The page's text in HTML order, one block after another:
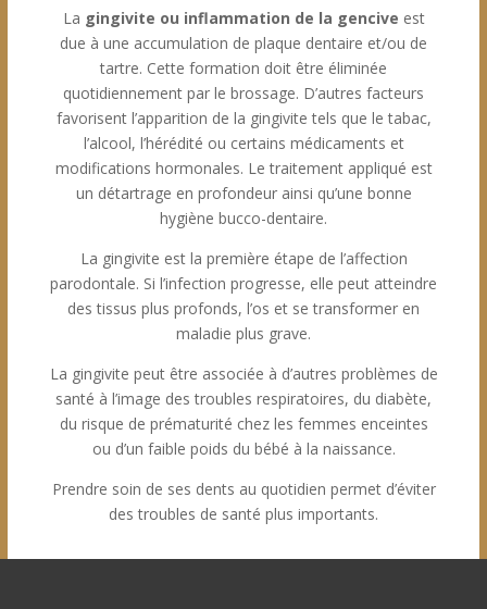
La gingivite ou inflammation de la gencive est
due à une accumulation de plaque dentaire et/ou de
tartre. Cette formation doit être éliminée
quotidiennement par le brossage. D’autres facteurs
favorisent l’apparition de la gingivite tels que le tabac,
l’alcool, l’hérédité ou certains médicaments et
modifications hormonales. Le traitement appliqué est
un détartrage en profondeur ainsi qu’une bonne
hygiène bucco-dentaire.
La gingivite est la première étape de l’affection
parodontale. Si l’infection progresse, elle peut atteindre
des tissus plus profonds, l’os et se transformer en
maladie plus grave.
La gingivite peut être associée à d’autres problèmes de
santé à l’image des troubles respiratoires, du diabète,
du risque de prématurité chez les femmes enceintes
ou d’un faible poids du bébé à la naissance.
Prendre soin de ses dents au quotidien permet d’éviter
des troubles de santé plus importants.